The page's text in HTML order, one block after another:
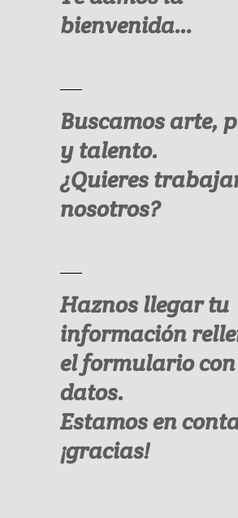
bienvenida…
Buscamos arte,
y talento.
¿Quieres
nosotros?
Haznos llegar tu
información
elformulario
datos.
Estamos en
¡gracias!